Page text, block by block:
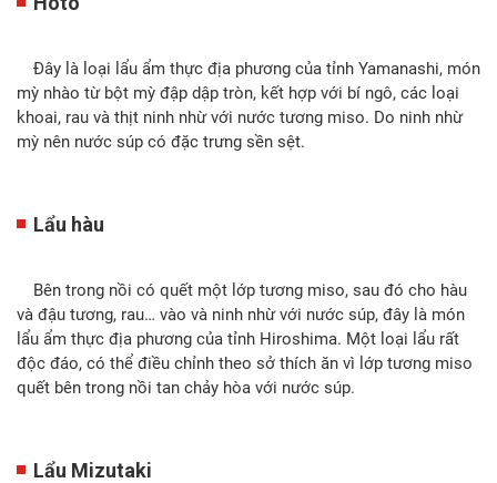
Đây là loại lẩu ẩm thực địa phương của tỉnh Yamanashi, món
mỳ nhào từ bột mỳ đập dập tròn, kết hợp với bí ngô, các loại
khoai, rau và thịt ninh nhừ với nước tương miso. Do ninh nhừ
mỳ nên nước súp có đặc trưng sền sệt.
Lẩu hàu
Bên trong nồi có quết một lớp tương miso, sau đó cho hàu
và đậu tương, rau… vào và ninh nhừ với nước súp, đây là món
lẩu ẩm thực địa phương của tỉnh Hiroshima. Một loại lẩu rất
độc đáo, có thể điều chỉnh theo sở thích ăn vì lớp tương miso
quết bên trong nồi tan chảy hòa với nước súp.
Lẩu Mizutaki